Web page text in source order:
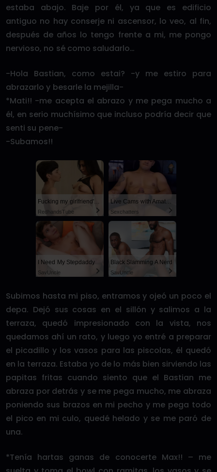
estaba abajo. Baje por él, ya que es edificio
antiguo no hay conserje ni ascensor, lo veo, al fin,
después de años lo tengo frente a mi, me pongo
nervioso, no sé como saludarlo…
-Hola Bastian, como estai? -y me estiro para
abrazarlo y besarle la mejilla-
*Mati!! -me acepta el abrazo y me pega mucho a
él, en serio muchísimo que incluso podría decir que
senti su pene-
-Subamos!!
Fucking my girlfriend's hot mommy by mistake
RedhandsTube
Live Cams with Amateur Men
Sexchatters
I Need My Stepdaddy
SayUncle
Black Slamming A Nerd
SayUncle
Subimos hasta mi piso, entramos y ojeó un poco el
depa. Dejó sus cosas en el sillón y salimos a la
terraza, quedó impresionado con la vista, nos
quedamos ahí un rato, y luego yo entré a preparar
el picadillo y los vasos para las piscolas, él quedó
en la terraza. Estaba yo de lo más bien sirviendo las
papitas fritas cuando siento que el Bastian me
abraza por detrás y se me pega mucho, me abraza
poniendo sus brazos en mi pecho y me pega todo
el pico en mi culo, quedé helado y se me paró de
una.
*Tenía hartas ganas de conocerte Max!! – me